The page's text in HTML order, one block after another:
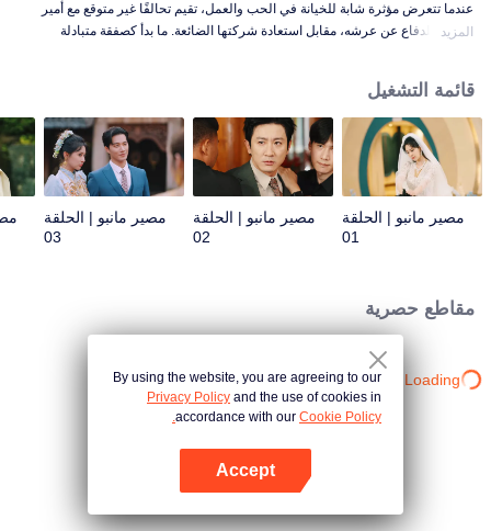
عندما تتعرض مؤثرة شابة للخيانة في الحب والعمل، تقيم تحالفًا غير متوقع مع أمير
يحارب للدفاع عن عرشه، مقابل استعادة شركتها الضائعة. ما بدأ كصفقة متبادلة
أرواحهما كانت مرتبطة منذ زمن بعيد قبل هذه الحياة. ولكن هل سيصبح هذا الارتباط
مفتاحًا لكشف مصيرهما، أم لعنةً تلزمهما دون مهرب؟
المزيد
قائمة التشغيل
مصير مانبو | الحلقة
01
مصير مانبو | الحلقة
02
مصير مانبو | الحلقة
03
مقاطع حصرية
Loading…
By using the website, you are agreeing to our
Privacy Policy and the use of cookies in
accordance with our Cookie Policy.
Accept